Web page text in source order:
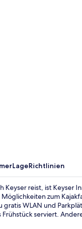
LageRichtlinien
Keyser reist, ist Keyser
zum
gratis WLAN und
serviert.